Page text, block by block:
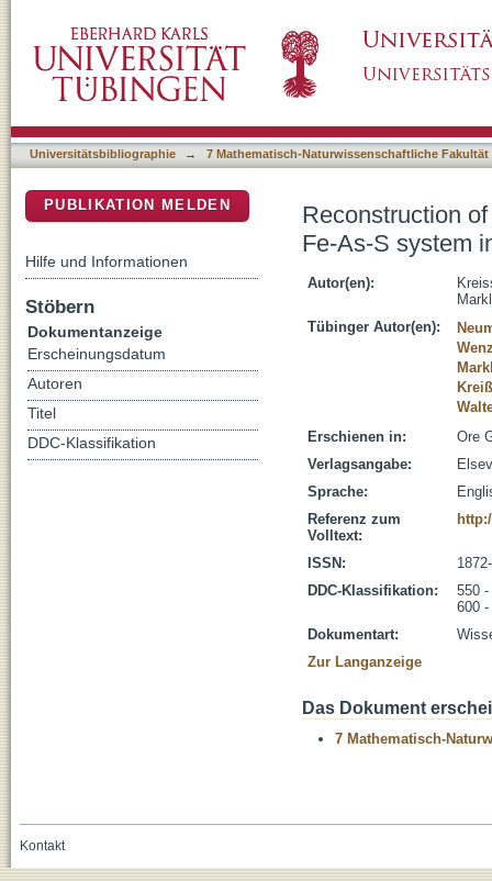
Penninic Alps, Switzerland
Universitätsbibliographie → 7 Mathematisch-Naturwissenschaftliche Fakultät
Reconstruction
Fe-As-S system
Autor(en):
Tübinger Autor(en):
Erschienen in:
Ore
Verlagsangabe:
Sprache:
Referenz zum
Volltext:
ISSN:
DDC-Klassifikation:
550
600
Dokumentart:
Zur Langanzeige
Das Dokument
7 Mathematisch-
PUBLIKATION MELDEN
Hilfe und Informationen
Stöbern
Dokumentanzeige
Erscheinungsdatum
Autoren
Titel
DDC-Klassifikation
Kontakt